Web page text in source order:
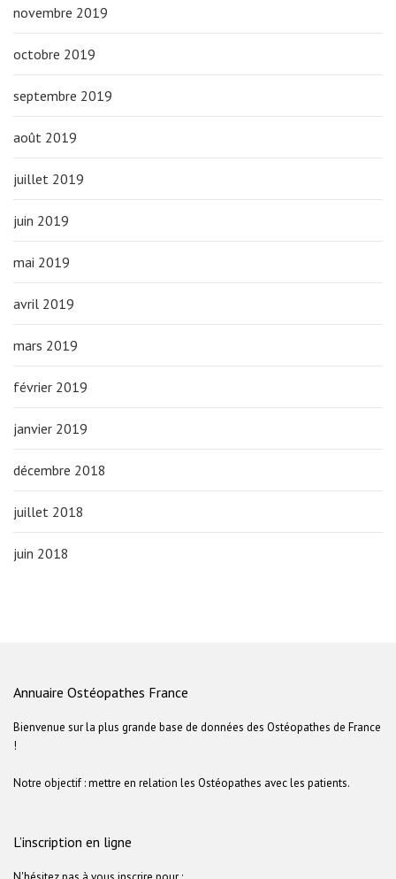
novembre 2019
octobre 2019
septembre 2019
août 2019
juillet 2019
juin 2019
mai 2019
avril 2019
mars 2019
février 2019
janvier 2019
décembre 2018
juillet 2018
juin 2018
Annuaire Ostéopathes France
Bienvenue sur la plus grande base de données des Ostéopathes de France
!
Notre objectif : mettre en relation les Ostéopathes avec les patients.
L’inscription en ligne